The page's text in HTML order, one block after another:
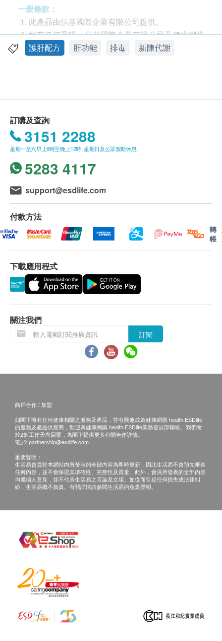
效成分是一組由果實和種子中提取的提煉出的類黃酮
物質︰水飛薊素 (Silymarin)，主要包含水飛薊賓
(silybin, silibinin)、異水飛薊賓(isosilybin,
isosilibinin)、水飛薊寧(silidinain)和水飛薊亭
(siliehristin)等，而其中水飛薊賓的生物效能最為活
自尼古丁、化學物質、酒精、藥物和污染物)；肝臟負
責執行人體內分解代謝的工作，有助營養分解，幫助
吸收，製造消化所需的膽汁；肝亦是營養的儲存庫，
儲存葡萄糖、維生素A、B12、D、鐵等人體所需物
質。肝是人體內最重要的器官，所有代謝工作都由肝
細胞進行。因過程非常複雜，現在還沒有人工裝置能
夠取代肝臟的所有功效。所以想身體健康，就必須好
好保護肝臟！
強效抗氧化
的破壞，減低肝細胞受到外來有害物質傷害的機會，
還能增加人體兩種至重要的抗氧化劑(谷胱甘肽和過氧
化歧化脢)。
修補肝細胞
水飛薊素能促進肝細胞中蛋白質的合成，因此可以促
進肝細胞再生，修復受損細胞，達到修補受傷肝臟的
功效，為肝臟築起保護網，同時強化肝臟健康。
運作，幫助肝臟中和及分解毒素，排走有害物質，減
輕尼古丁、酒精、睡眠不足等對肝臟的傷害。適合經
常應酬、煙酒過多人士、化學工廠或美容院的員工、
經常捱夜人士以及住在污染地區的居民服用，就像一
部草本肝臟淨化機。
澳至尊保肝精是草本配方，功效顯著。無論在古代還
效。每粒含6000mg大薊成份的保肝精，含80%水飛
Silybin 能發揮的功效：
2.促進毒素的分解，尤其是肝臟中的毒素。
3.作為抗氧化劑，阻止自由基對細胞壁的損傷。
科研實證
一般條款：
此產品由信基國際企業有限公司提供。
如有任何爭議，信基國際企業有限公司及健康網購
Health.ESDlife保留最終決議權。
我們將於確定訂單後1-3個工作天內安排發貨。
不排除運送時間會因節日、交通或天氣而有所影
響。當八號烈風訊號懸掛或黑色暴雨警告生效時，
送貨服務時間將會延遲。
所有訂單須視乎相關貨品的供應情況再作最後確
認。倘若生活易未能提供任何訂單上的貨品，生活
易有權拒絕接受該訂單，或會於送貨前透過電話或
電郵通知顧客再作安排出貨事宜。
保用條款：
應最少有6個月或以上。
退換條款：
有損毀情況，一經確認簽收，恕不接受退換。
退換產品必須包裝完整，如退換之產品有任何殘缺
或過期退回，供應商有權不受理。
如有其他損壞或遺漏查詢，顧客必須保留有效收據
中文版為準。
電郵:cs@ausupreme.com
護肝配方 肝功能 排毒 新陳代謝
訂購及查詢
3151 2288
星期一至六早上9時至晚上12時; 星期日及公眾假期休息
5283 4117
support@esdlife.com
付款方法
轉
帳
下載應用程式
關注我們
訂閱
商戶合作 / 加盟
如閣下擁有任何健康相關之服務及產品，並有興趣成為健康網購 health.ESDlife
的服務及產品供應商，歡迎與健康網購 health.ESDlife業務發展部聯絡。我們會
於2個工作天內回覆，為閣下提供更多有關合作詳情。
電郵: partnership@esdlife.com
重要聲明：
生活易會員於本網站內所發表的全部內容為即時更新，因此生活易不會預先審查
任何內容，並不會保證其準確性、完整性及質量。此外，會員所發表的全部內容
均屬個人意見，並不代表生活易之言論及立場。如從而引起任何損失或法律糾
紛，生活易概不負責。有關詳情請參閱生活易的免責聲明。